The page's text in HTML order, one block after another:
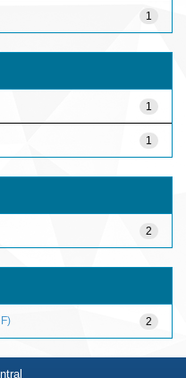
1
1
1
2
2